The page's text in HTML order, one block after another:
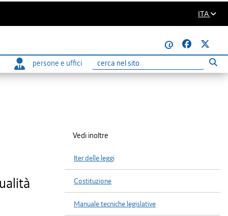
ITA
@
persone e uffici
Ricerca
Vedi inoltre
Iter delle leggi
Costituzione
Manuale tecniche legislative